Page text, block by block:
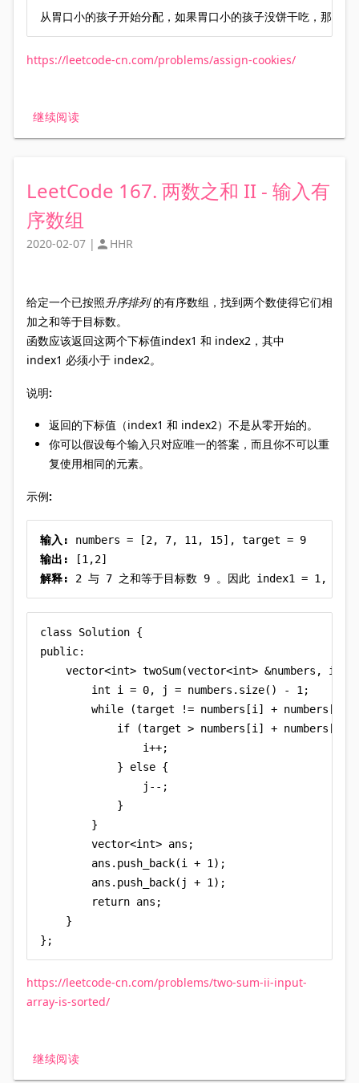
从胃口小的孩子开始分配，如果胃口小的孩子没饼干吃，那胃
https://leetcode-cn.com/problems/assign-cookies/
继续阅读
LeetCode 167. 两数之和 II - 输入有
序数组
2020-02-07 |  HHR
给定一个已按照升序排列 的有序数组，找到两个数使得它们相
加之和等于目标数。
函数应该返回这两个下标值index1 和 index2，其中
index1 必须小于 index2。
说明:
返回的下标值（index1 和 index2）不是从零开始的。
你可以假设每个输入只对应唯一的答案，而且你不可以重
复使用相同的元素。
示例:
输入:
numbers = [2, 7, 11, 15], target = 9
输出:
解释:
2 与 7 之和等于目标数 9 。因此 index1 = 1,
class Solution {
public:
vector<int> twoSum(vector<int> &numbers, int
        int i = 0, j = numbers.size() - 1;
while (target != numbers[i] + numbers[j])
if (target > numbers[i] + numbers[j])
                i++;
            } else {
                j--;
            }
        }
        vector<int> ans;
        ans.push_back(i + 1);
        ans.push_back(j + 1);
        return ans;
    }
};
https://leetcode-cn.com/problems/two-sum-ii-input-
array-is-sorted/
继续阅读